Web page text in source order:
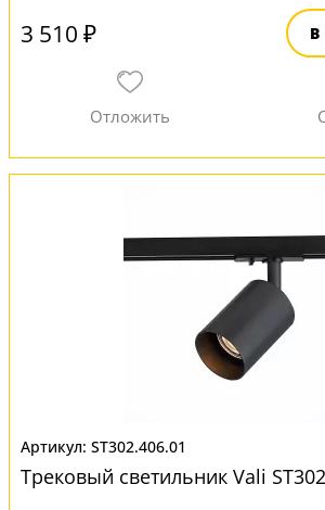
3 510 ₽
ST302.406.01
Трековый светильник Vali